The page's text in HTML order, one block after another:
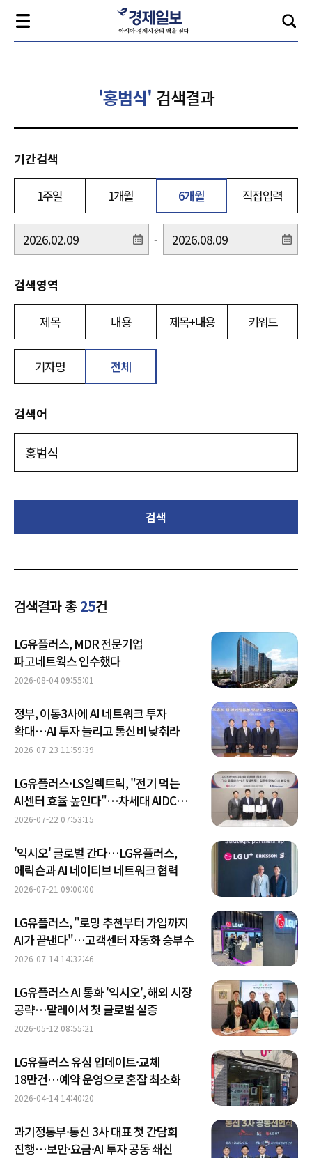
'홍범식' 검색결과
기간검색
1주일 1개월 6개월 직접입력
-
검색영역
제목 내용 제목+내용 키워드
기자명 전체
검색어
검색
검색결과 총25건
LG유플러스, MDR 전문기업
파고네트웍스 인수했다
2026-08-04 09:55:01
정부, 이통3사에 AI 네트워크 투자
확대…AI 투자 늘리고 통신비 낮춰라
2026-07-23 11:59:39
LG유플러스·LS일렉트릭, "전기 먹는
AI센터 효율 높인다"…차세대 AIDC
전력 혁신
2026-07-22 07:53:15
'익시오' 글로벌 간다…LG유플러스,
에릭슨과 AI 네이티브 네트워크 협력
2026-07-21 09:00:00
LG유플러스, "로밍 추천부터 가입까지
AI가 끝낸다"…고객센터 자동화 승부수
2026-07-14 14:32:46
LG유플러스 AI 통화 '익시오', 해외 시장
공략…말레이서 첫 글로벌 실증
2026-05-12 08:55:21
LG유플러스 유심 업데이트·교체
18만건…예약 운영으로 혼잡 최소화
2026-04-14 14:40:20
과기정통부·통신 3사 대표 첫 간담회
진행…보안·요금·AI 투자 공동 쇄신